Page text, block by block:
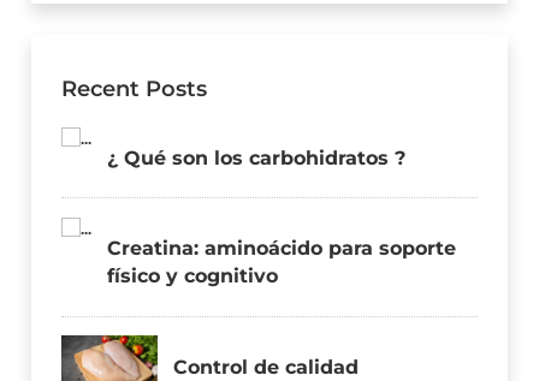
Recent Posts
¿ Qué son los carbohidratos ?
Creatina: aminoácido para soporte
físico y cognitivo
Control de calidad